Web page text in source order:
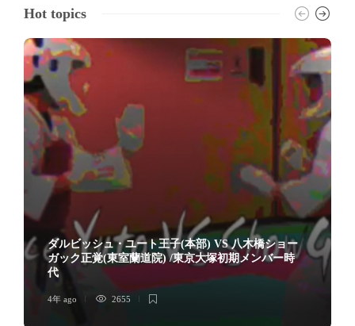
Hot topics
ダルビッシュ・ユート王子(本部) VS 八木橋ショー
ガック正覚(東室蘭道院) /東京大塚初期メンバー時
代
4年 ago 2655